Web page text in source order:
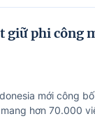
giữ phi công
mới công
hơn 70.000